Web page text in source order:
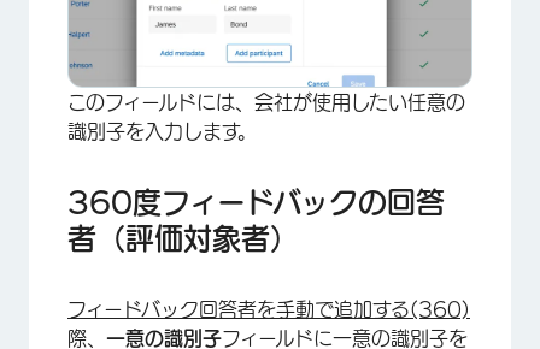
×
このフィールドには、会社が使用したい任意の
識別子を入力します。
360度フィードバックの回答
者（評価対象者）
フィードバック回答者を手動で追加する(360)
際、 一意の識別子フィールドに一意の識別子を